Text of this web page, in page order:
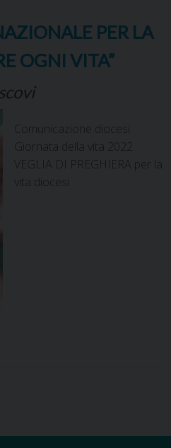
PER LA
OGNI VITA”
Comunicazione diocesi
Giornata della vita 2022
VEGLIA DI PREGHIERA per la
vita diocesi